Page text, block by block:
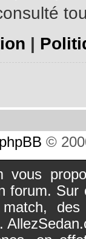
|
phpBB ©
vous
forum.
des